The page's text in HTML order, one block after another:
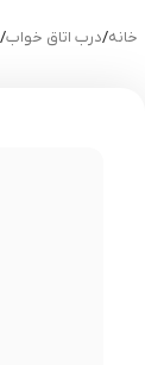
خانه/درب اتاق خواب/